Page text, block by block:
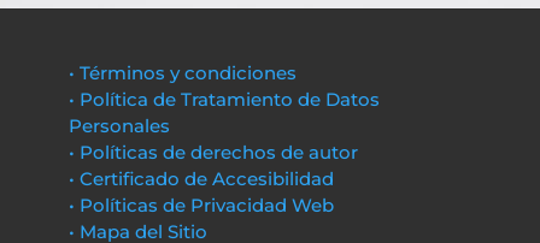
• Términos y condiciones
• Política de Tratamiento de Datos
Personales
• Políticas de derechos de autor
• Certificado de Accesibilidad
• Políticas de Privacidad Web
• Mapa del Sitio